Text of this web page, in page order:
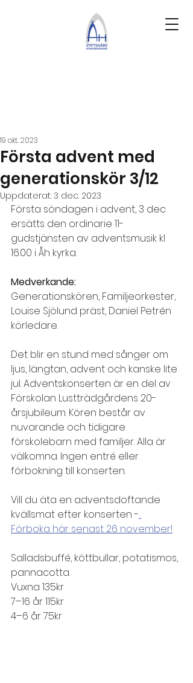
Första advent med
generationskör 3/12
19 okt. 2023
Uppdaterat: 3 dec. 2023
Första söndagen i advent, 3 dec
ersätts den ordinarie 11-
gudstjänsten av adventsmusik kl
16.00 i Åh kyrka.
Medverkande:
Generationskören, Familjeorkester,
Louise Sjölund präst, Daniel Petrén
körledare.
Det blir en stund med sånger om
ljus, längtan, advent och kanske lite
jul. Adventskonserten är en del av
Förskolan Lustträdgårdens 20-
årsjubileum. Kören består av
nuvarande och tidigare
förskolebarn med familjer. Alla är
välkomna. Ingen entré eller
förbokning till konserten.
Vill du äta en adventsdoftande
kvällsmat efter konserten -
Förboka här senast 26 november!
Salladsbuffé, köttbullar, potatismos,
pannacotta.
Vuxna 135kr
7–16 år 115kr
4–6 år 75kr